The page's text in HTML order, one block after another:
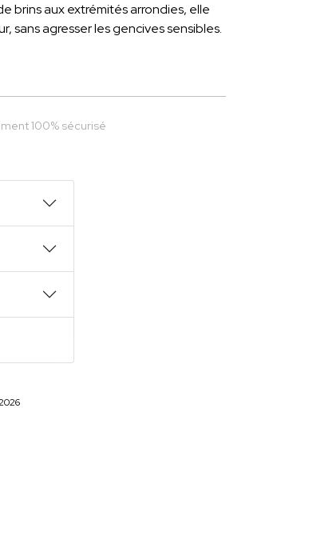
brins aux extrémités arrondies, elle
agresser les gencives sensibles.
100% sécurisé